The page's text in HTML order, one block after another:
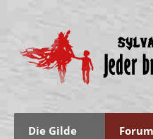
Die Gilde Forum